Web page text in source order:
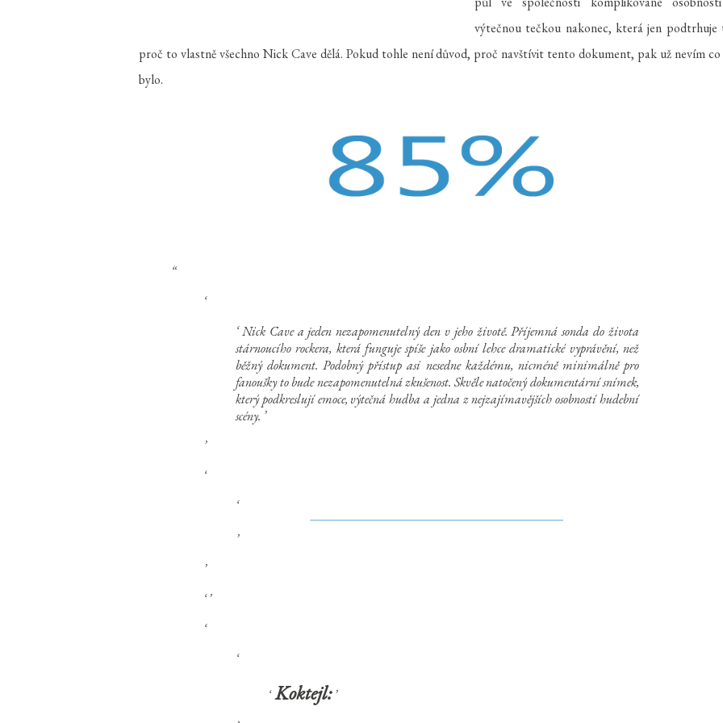
výtečnou tečkou nakonec, která jen podtrhuje
proč to vlastně všechno Nick Cave dělá. Pokud tohle není důvod, proč navštívit tento dokument, pak už nevím
bylo.
Nick Cave a jeden nezapomenutelný den v jeho životě. Příjemná sonda do života
stárnoucího rockera, která funguje spíše jako osbní lehce dramatické vyprávění, než
běžný dokument. Podobný přístup asi nesedne každému, nicméně minimálně pro
fanoušky to bude nezapomenutelná zkušenost. Skvěle natočený dokumentární snímek,
který podkreslují emoce, výtečná hudba a jedna z nejzajímavějších osobností hudební
scény.
Koktejl: